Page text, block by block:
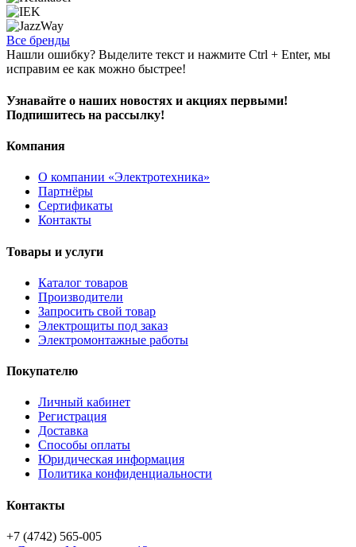
Все бренды
Нашли ошибку? Выделите текст и нажмите Ctrl + Enter, мы
исправим ее как можно быстрее!
Узнавайте о наших новостях и акциях первыми!
Подпишитесь на рассылку!
Компания
О компании «Электротехника»
Партнёры
Сертификаты
Контакты
Товары и услуги
Каталог товаров
Производители
Запросить свой товар
Электрощиты под заказ
Электромонтажные работы
Покупателю
Личный кабинет
Регистрация
Доставка
Способы оплаты
Юридическая информация
Политика конфиденциальности
Контакты
+7 (4742) 565-005